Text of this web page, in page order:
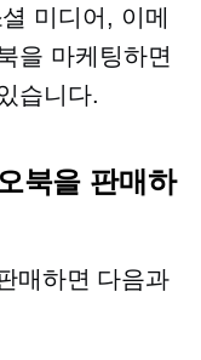
미디어, 이메
을 마케팅하면
습니다.
북을 판매하
매하면 다음과